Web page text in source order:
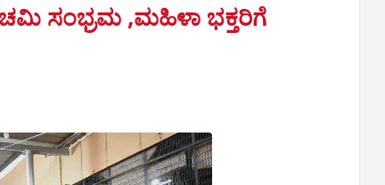
ಸಂಭ್ರಮ ,ಮಹಿಳಾ ಭಕ್ತರಿಗೆ